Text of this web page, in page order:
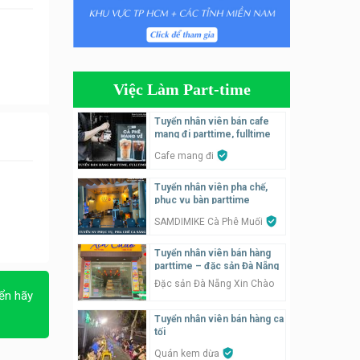
hãy
Tuyển nhân viên phụ quán ăn
– hỗ trợ ăn ở
parttime
GÀ GÔ FASTFOOD
parttime
Tuyển nhân viên pha chế
tiệm trà sữa
TRÀ SỮA THÁI LAN
Tuyển nhân viên tư vấn bán
hàng tiệm bánh ngọt
Tiệm bánh ngọt
Việc Làm Part-time
Tuyển nhân viên bán cafe
mang đi parttime, fulltime
Cafe mang đi
Tuyển nhân viên pha chế,
phục vụ bàn parttime
SAMDIMIKE Cà Phê Muối
Tuyển nhân viên bán hàng
parttime – đặc sản Đà Nẵng
Đặc sản Đà Nẵng Xin Chào
Tuyển nhân viên bán hàng ca
tối
Quán kem dừa